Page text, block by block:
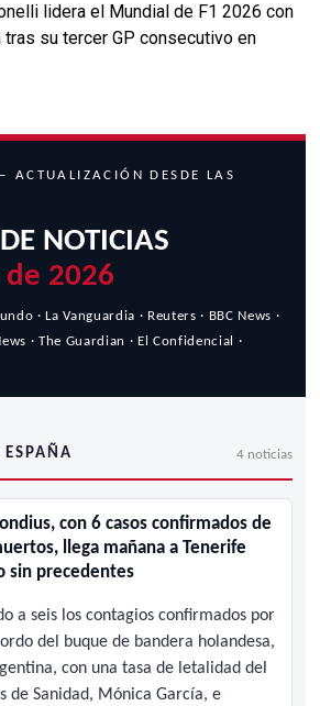
lidera el Mundial de F1 2026 con
su tercer GP consecutivo en
ACTUALIZACIÓN DESDE LAS
NOTICIAS
2026
· La Vanguardia · Reuters · BBC News ·
· The Guardian · El Confidencial ·
4 noticias
con 6 casos confirmados de
llega mañana a Tenerife
sin precedentes
a seis los contagios confirmados por
del buque de bandera holandesa,
con una tasa de letalidad del
de Sanidad, Mónica García, e